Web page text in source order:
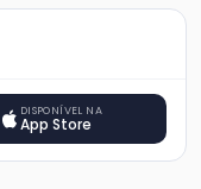
DISPONÍVEL NA
App Store